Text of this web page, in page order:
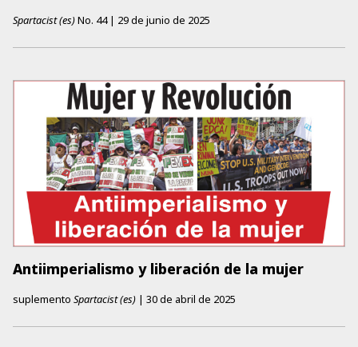
Spartacist (es)No. 44 | 29 de junio de 2025
Antiimperialismo y liberación de la mujer
suplemento Spartacist (es) | 30 de abril de 2025